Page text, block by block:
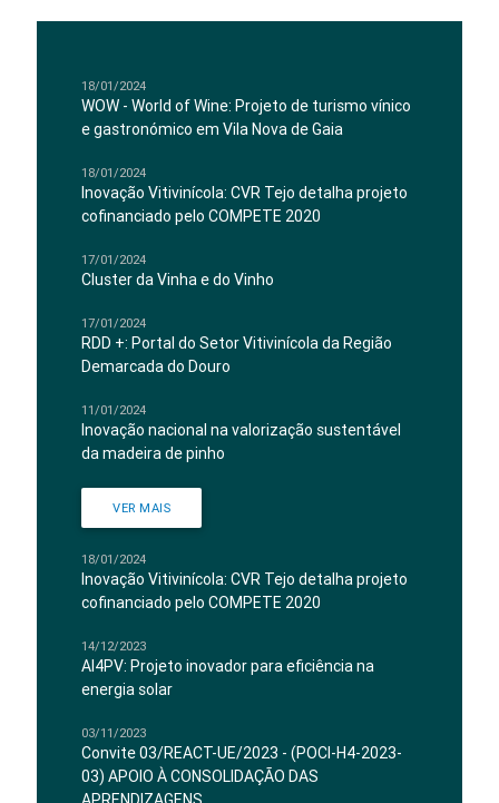
18/01/2024
WOW - World of Wine: Projeto de turismo vínico
e gastronómico em Vila Nova de Gaia
18/01/2024
Inovação Vitivinícola: CVR Tejo detalha projeto
cofinanciado pelo COMPETE 2020
17/01/2024
Cluster da Vinha e do Vinho
17/01/2024
RDD +: Portal do Setor Vitivinícola da Região
Demarcada do Douro
11/01/2024
Inovação nacional na valorização sustentável
da madeira de pinho
VER MAIS
18/01/2024
Inovação Vitivinícola: CVR Tejo detalha projeto
cofinanciado pelo COMPETE 2020
14/12/2023
AI4PV: Projeto inovador para eficiência na
energia solar
03/11/2023
Convite 03/REACT-UE/2023 - (POCI-H4-2023-
03) APOIO À CONSOLIDAÇÃO DAS